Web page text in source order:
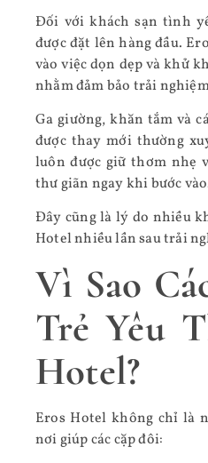
Đối với khách sạn tình
được đặt lên hàng đầu.
vào việc dọn dẹp và khử
nhằm đảm bảo trải
Ga giường, khăn tắm và
được thay mới thường
luôn được giữ thơm nhẹ
thư giãn ngay khi bước
Đây cũng là lý do nhiều
Hotel nhiều lần sau trải
Vì Sao
Trẻ Yêu
Hotel?
Eros Hotel không chỉ là
nơi giúp các cặp đôi: